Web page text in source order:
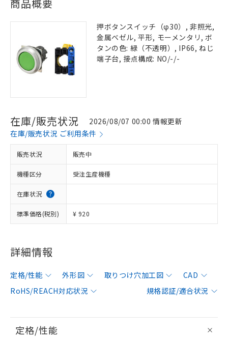
商品概要
押ボタンスイッチ（φ30）, 非照光,
金属ベゼル, 平形, モーメンタリ, ボ
タンの色: 緑（不透明）, IP66, ねじ
端子台, 接点構成: NO/-/-
在庫/販売状況
2026/08/07 00:00 情報更新
在庫/販売状況 ご利用条件
販売状況 販売中
機種区分 受注生産機種
在庫状況
標準価格(税別) ¥ 920
詳細情報
定格/性能 外形図 取りつけ穴加工図
CAD
RoHS/REACH対応状況
規格認証/適合状況
定格/性能